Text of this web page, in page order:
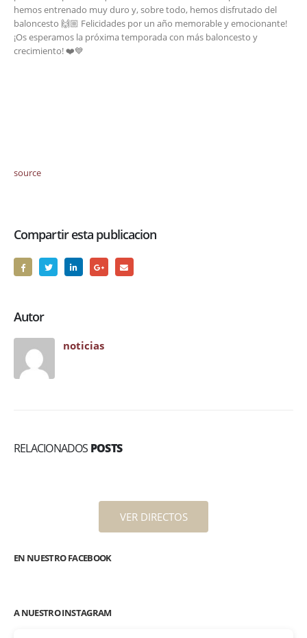
hemos entrenado muy duro y, sobre todo, hemos disfrutado del
baloncesto 🙌🏼 Felicidades por un año memorable y emocionante!
¡Os esperamos la próxima temporada con más baloncesto y
crecimiento! ❤️💙
source
Compartir esta publicacion
Autor
noticias
RELACIONADOS POSTS
VER DIRECTOS
EN NUESTRO FACEBOOK
A NUESTRO INSTAGRAM